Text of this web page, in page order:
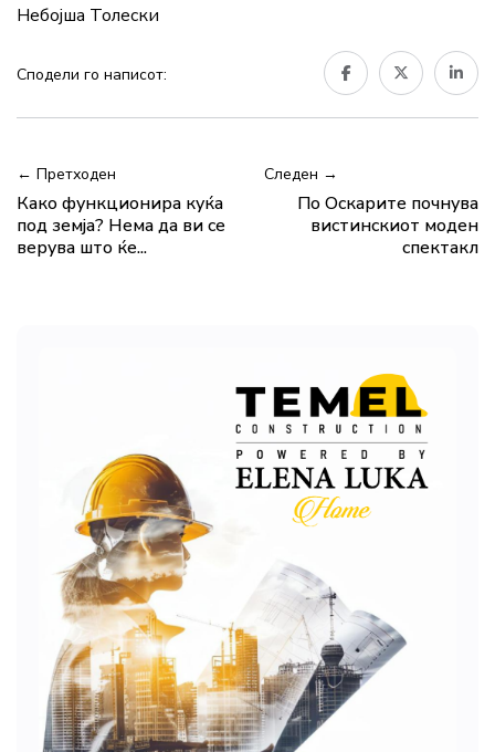
Небојша Толески
Сподели го написот:
← Претходен
Како функционира куќа
под земја? Нема да ви се
верува што ќе...
Следен →
По Оскарите почнува
вистинскиот моден
спектакл